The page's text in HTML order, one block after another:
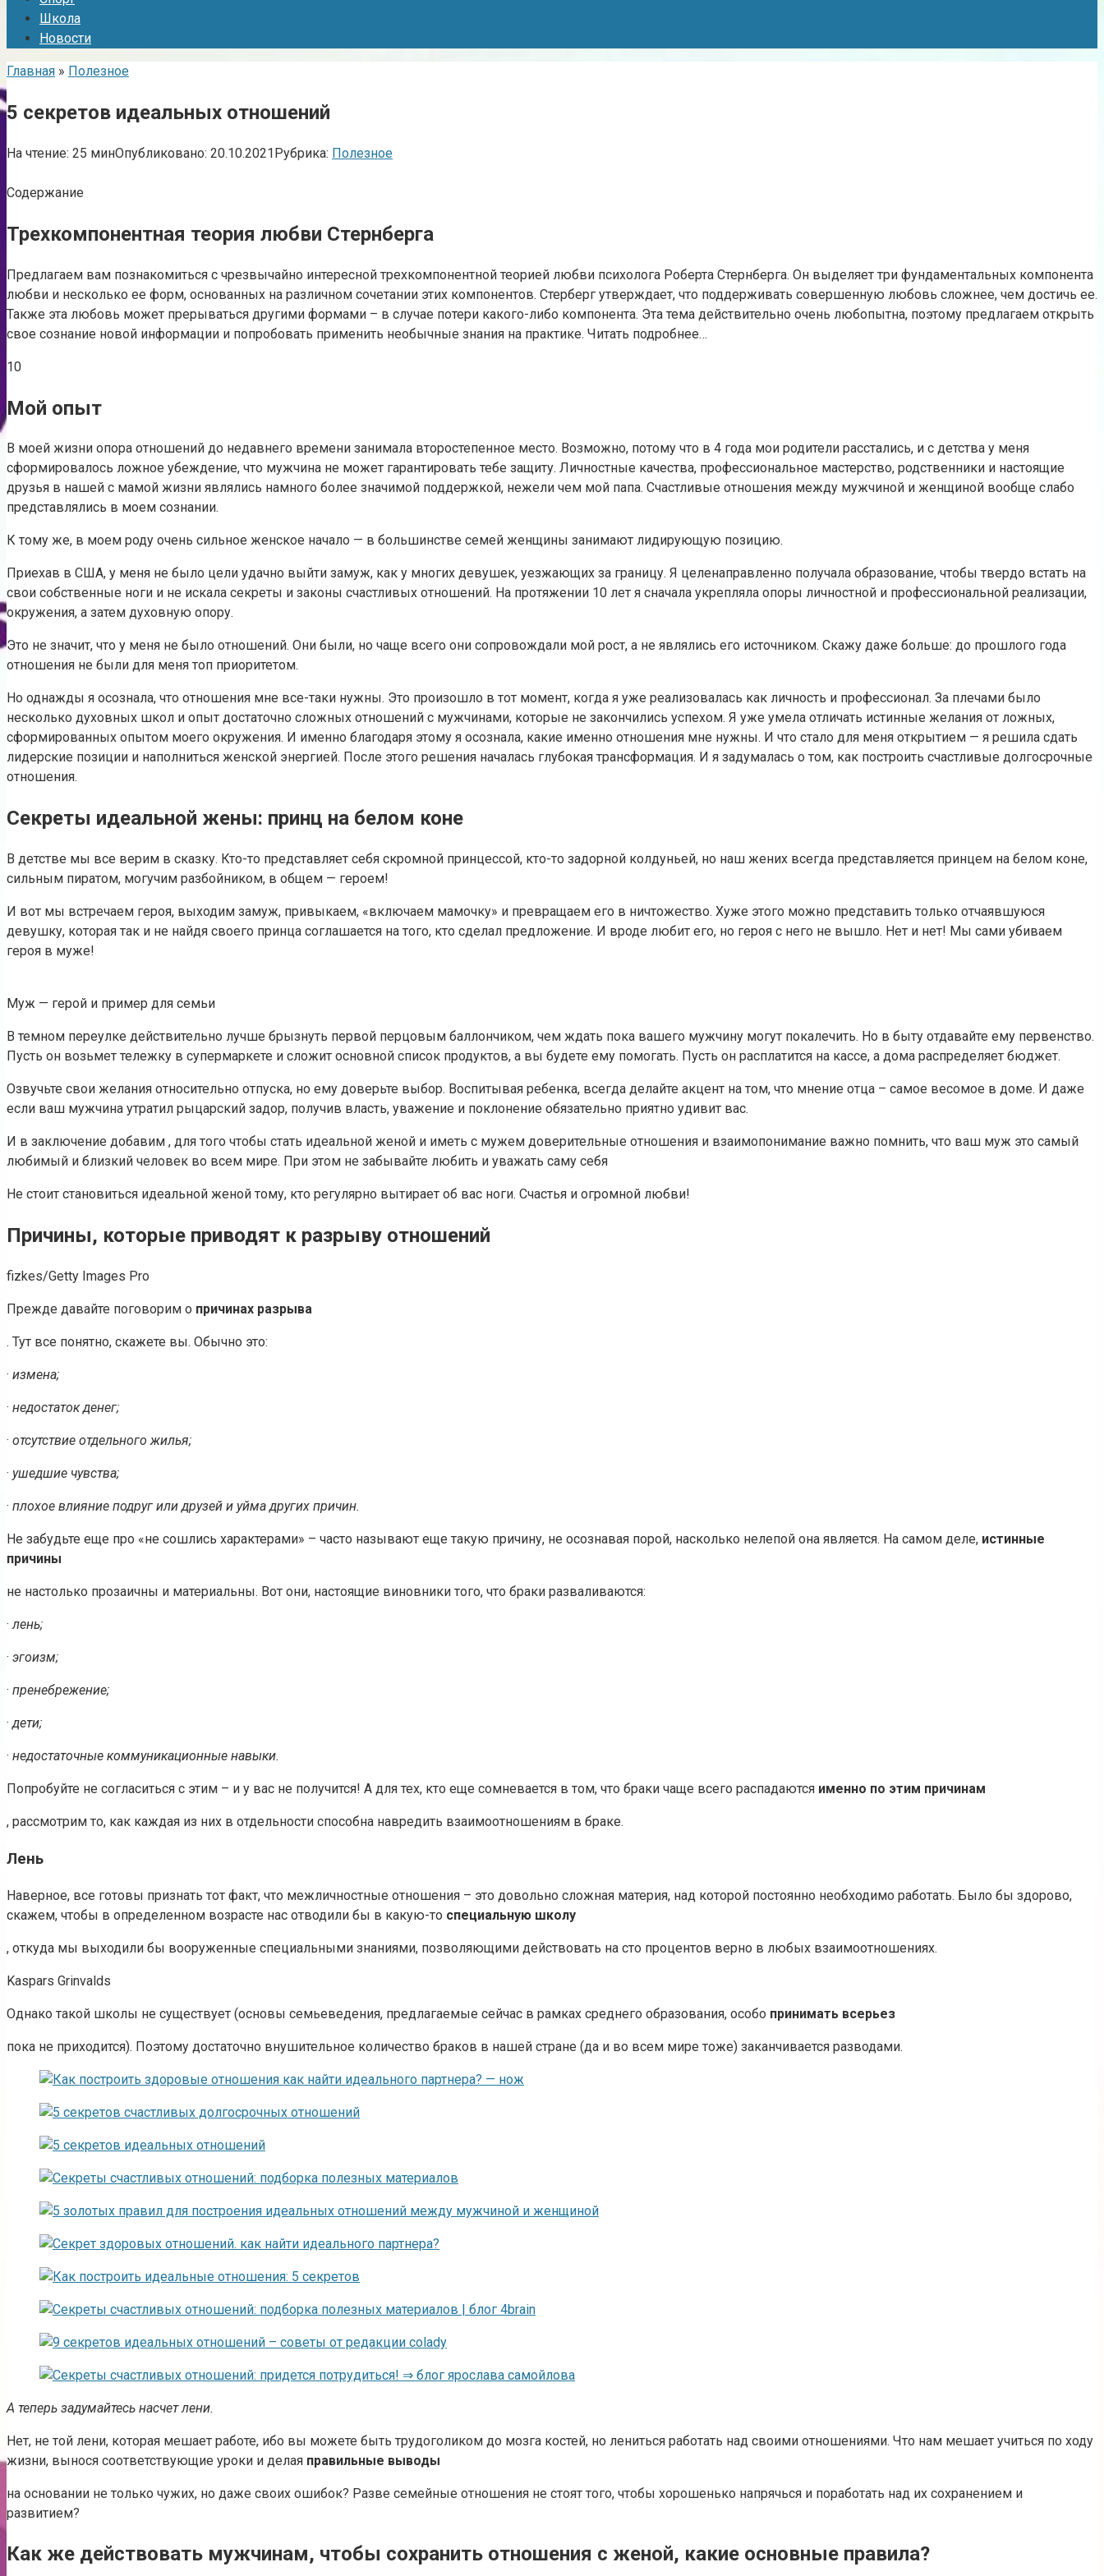
Школа
Новости
Главная » Полезное
5 секретов идеальных отношений
На чтение: 25 минОпубликовано: 20.10.2021Рубрика: Полезное
Содержание
Трехкомпонентная теория любви Стернберга
Предлагаем вам познакомиться с чрезвычайно интересной трехкомпонентной теорией любви психолога Роберта Стернберга. Он выделяет три фундаментальных компонента
любви и несколько ее форм, основанных на различном сочетании этих компонентов. Стерберг утверждает, что поддерживать совершенную любовь сложнее, чем достичь ее.
Также эта любовь может прерываться другими формами – в случае потери какого-либо компонента. Эта тема действительно очень любопытна, поэтому предлагаем открыть
свое сознание новой информации и попробовать применить необычные знания на практике. Читать подробнее…
10
Мой опыт
В моей жизни опора отношений до недавнего времени занимала второстепенное место. Возможно, потому что в 4 года мои родители расстались, и с детства у меня
сформировалось ложное убеждение, что мужчина не может гарантировать тебе защиту. Личностные качества, профессиональное мастерство, родственники и настоящие
друзья в нашей с мамой жизни являлись намного более значимой поддержкой, нежели чем мой папа. Счастливые отношения между мужчиной и женщиной вообще слабо
представлялись в моем сознании.
К тому же, в моем роду очень сильное женское начало — в большинстве семей женщины занимают лидирующую позицию.
Приехав в США, у меня не было цели удачно выйти замуж, как у многих девушек, уезжающих за границу. Я целенаправленно получала образование, чтобы твердо встать на
свои собственные ноги и не искала секреты и законы счастливых отношений. На протяжении 10 лет я сначала укрепляла опоры личностной и профессиональной реализации,
окружения, а затем духовную опору.
Это не значит, что у меня не было отношений. Они были, но чаще всего они сопровождали мой рост, а не являлись его источником. Скажу даже больше: до прошлого года
отношения не были для меня топ приоритетом.
Но однажды я осознала, что отношения мне все-таки нужны. Это произошло в тот момент, когда я уже реализовалась как личность и профессионал. За плечами было
несколько духовных школ и опыт достаточно сложных отношений с мужчинами, которые не закончились успехом. Я уже умела отличать истинные желания от ложных,
сформированных опытом моего окружения. И именно благодаря этому я осознала, какие именно отношения мне нужны. И что стало для меня открытием — я решила сдать
лидерские позиции и наполниться женской энергией. После этого решения началась глубокая трансформация. И я задумалась о том, как построить счастливые долгосрочные
отношения.
Секреты идеальной жены: принц на белом коне
В детстве мы все верим в сказку. Кто-то представляет себя скромной принцессой, кто-то задорной колдуньей, но наш жених всегда представляется принцем на белом коне,
сильным пиратом, могучим разбойником, в общем — героем!
И вот мы встречаем героя, выходим замуж, привыкаем, «включаем мамочку» и превращаем его в ничтожество. Хуже этого можно представить только отчаявшуюся
девушку, которая так и не найдя своего принца соглашается на того, кто сделал предложение. И вроде любит его, но героя с него не вышло. Нет и нет! Мы сами убиваем
героя в муже!
Муж — герой и пример для семьи
В темном переулке действительно лучше брызнуть первой перцовым баллончиком, чем ждать пока вашего мужчину могут покалечить. Но в быту отдавайте ему первенство.
Пусть он возьмет тележку в супермаркете и сложит основной список продуктов, а вы будете ему помогать. Пусть он расплатится на кассе, а дома распределяет бюджет.
Озвучьте свои желания относительно отпуска, но ему доверьте выбор. Воспитывая ребенка, всегда делайте акцент на том, что мнение отца – самое весомое в доме. И даже
если ваш мужчина утратил рыцарский задор, получив власть, уважение и поклонение обязательно приятно удивит вас.
И в заключение добавим , для того чтобы стать идеальной женой и иметь с мужем доверительные отношения и взаимопонимание важно помнить, что ваш муж это самый
любимый и близкий человек во всем мире. При этом не забывайте любить и уважать саму себя
Не стоит становиться идеальной женой тому, кто регулярно вытирает об вас ноги. Счастья и огромной любви!
Причины, которые приводят к разрыву отношений
fizkes/Getty Images Pro
Прежде давайте поговорим о причинах разрыва
. Тут все понятно, скажете вы. Обычно это:
· измена;
· недостаток денег;
· отсутствие отдельного жилья;
· ушедшие чувства;
· плохое влияние подруг или друзей и уйма других причин.
Не забудьте еще про «не сошлись характерами» – часто называют еще такую причину, не осознавая порой, насколько нелепой она является. На самом деле, истинные
причины
не настолько прозаичны и материальны. Вот они, настоящие виновники того, что браки разваливаются:
·лень;
· эгоизм;
· пренебрежение;
·дети;
· недостаточные коммуникационные навыки.
Попробуйте не согласиться с этим – и у вас не получится! А для тех, кто еще сомневается в том, что браки чаще всего распадаются именно по этим причинам
, рассмотрим то, как каждая из них в отдельности способна навредить взаимоотношениям в браке.
Лень
Наверное, все готовы признать тот факт, что межличностные отношения – это довольно сложная материя, над которой постоянно необходимо работать. Было бы здорово,
скажем, чтобы в определенном возрасте нас отводили бы в какую-то специальную школу
, откуда мы выходили бы вооруженные специальными знаниями, позволяющими действовать на сто процентов верно в любых взаимоотношениях.
Kaspars Grinvalds
Однако такой школы не существует (основы семьеведения, предлагаемые сейчас в рамках среднего образования, особо принимать всерьез
пока не приходится). Поэтому достаточно внушительное количество браков в нашей стране (да и во всем мире тоже) заканчивается разводами.
А теперь задумайтесь насчет лени.
Нет, не той лени, которая мешает работе, ибо вы можете быть трудоголиком до мозга костей, но лениться работать над своими отношениями. Что нам мешает учиться по ходу
жизни, вынося соответствующие уроки и делая правильные выводы
на основании не только чужих, но даже своих ошибок? Разве семейные отношения не стоят того, чтобы хорошенько напрячься и поработать над их сохранением и
развитием?
Как же действовать мужчинам, чтобы сохранить отношения с женой, какие основные правила?